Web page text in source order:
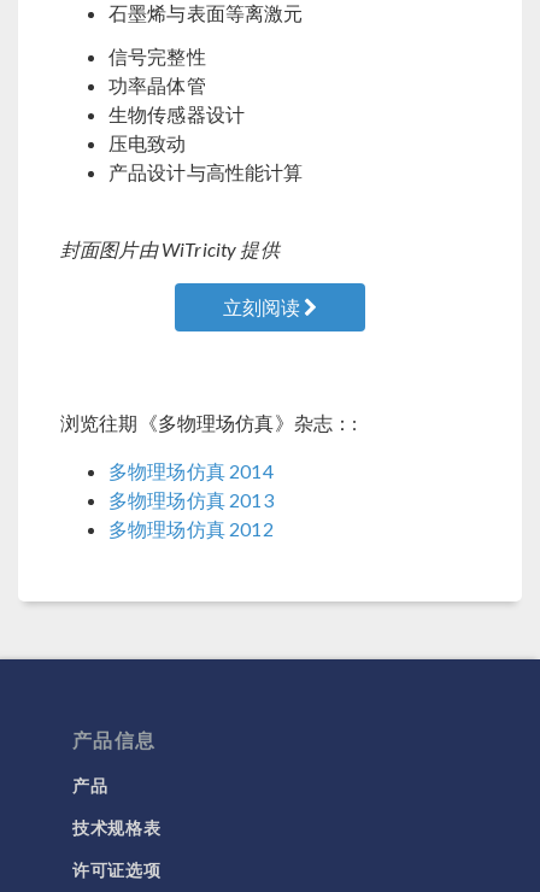
石墨烯与表面等离激元
信号完整性
功率晶体管
生物传感器设计
压电致动
产品设计与高性能计算
封面图片由 WiTricity 提供
立刻阅读
浏览往期《多物理场仿真》杂志：:
多物理场仿真 2014
多物理场仿真 2013
多物理场仿真 2012
产品信息
产品
技术规格表
许可证选项